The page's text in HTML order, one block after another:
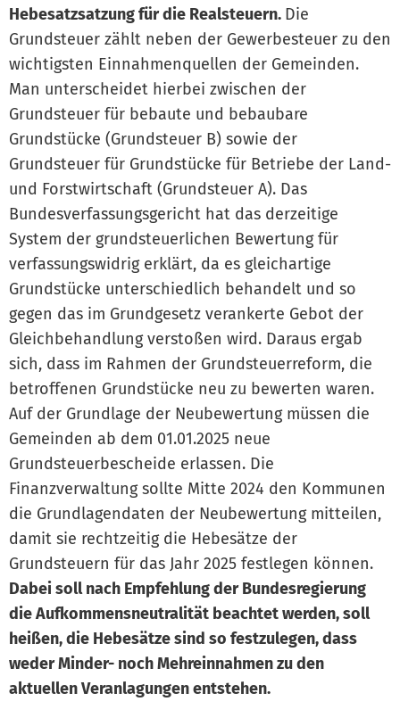
Hebesatzsatzung für die Realsteuern. Die
Grundsteuer zählt neben der Gewerbesteuer zu den
wichtigsten Einnahmenquellen der Gemeinden.
Man unterscheidet hierbei zwischen der
Grundsteuer für bebaute und bebaubare
Grundstücke (Grundsteuer B) sowie der
Grundsteuer für Grundstücke für Betriebe der Land-
und Forstwirtschaft (Grundsteuer A). Das
Bundesverfassungsgericht hat das derzeitige
System der grundsteuerlichen Bewertung für
verfassungswidrig erklärt, da es gleichartige
Grundstücke unterschiedlich behandelt und so
gegen das im Grundgesetz verankerte Gebot der
Gleichbehandlung verstoßen wird. Daraus ergab
sich, dass im Rahmen der Grundsteuerreform, die
betroffenen Grundstücke neu zu bewerten waren.
Auf der Grundlage der Neubewertung müssen die
Gemeinden ab dem 01.01.2025 neue
Grundsteuerbescheide erlassen. Die
Finanzverwaltung sollte Mitte 2024 den Kommunen
die Grundlagendaten der Neubewertung mitteilen,
damit sie rechtzeitig die Hebesätze der
Grundsteuern für das Jahr 2025 festlegen können.
Dabei soll nach Empfehlung der Bundesregierung
die Aufkommensneutralität beachtet werden, soll
heißen, die Hebesätze sind so festzulegen, dass
weder Minder- noch Mehreinnahmen zu den
aktuellen Veranlagungen entstehen.